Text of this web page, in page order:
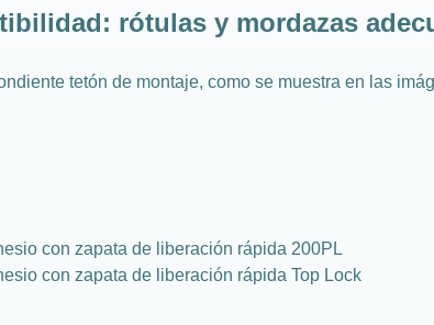
rótulas y mordazas
tetón de montaje, como se muestra en las
con zapata de liberación rápida 200PL
con zapata de liberación rápida Top Lock